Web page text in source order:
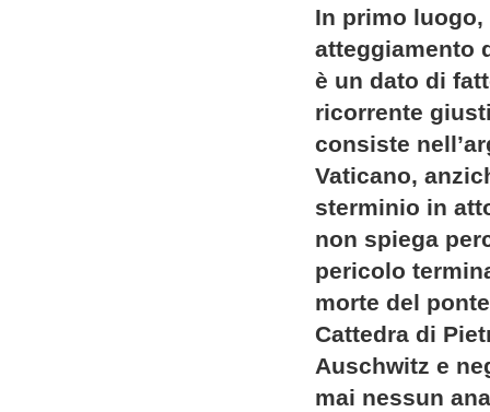
In primo
atteggiamento
è un dato di
ricorrente
consiste
Vaticano,
sterminio in
non spiega
pericolo
morte del
Cattedra di
Auschwitz e
mai nessun